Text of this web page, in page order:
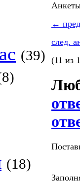
(39)
(18)
←
след.
(11 из